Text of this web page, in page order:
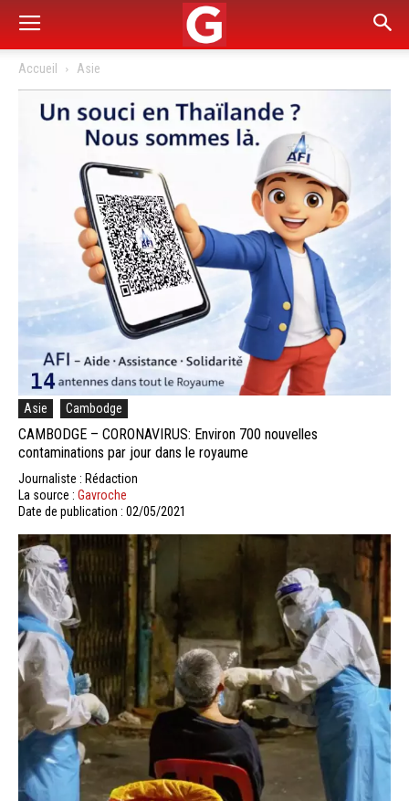
Accueil Asie
Asie Cambodge
CAMBODGE – CORONAVIRUS: Environ 700 nouvelles
contaminations par jour dans le royaume
Journaliste : Rédaction
La source : Gavroche
Date de publication : 02/05/2021